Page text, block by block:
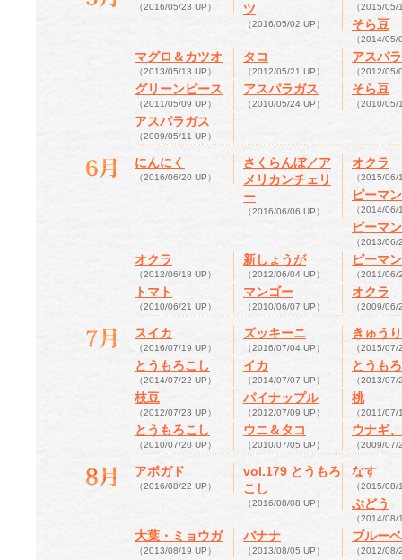
（2016/05/23 UP）
ツ
（2016/05/02 UP）
（2015/05/
そら豆
（2014/05/
マグロ＆カツオ
（2013/05/13 UP）
タコ
（2012/05/21 UP）
アスパ
（2012/05/
グリーンピース
（2011/05/09 UP）
アスパラガス
（2010/05/24 UP）
そら豆
（2010/05/
アスパラガス
（2009/05/11 UP）
にんにく
（2016/06/20 UP）
さくらんぼ／ア
メリカンチェリ
ー
（2016/06/06 UP）
オクラ
（2015/06/
ピーマン
（2014/06/
ピーマン
（2013/06/
オクラ
（2012/06/18 UP）
新しょうが
（2012/06/04 UP）
ピーマン
（2011/06/
トマト
（2010/06/21 UP）
マンゴー
（2010/06/07 UP）
オクラ
（2009/06/
スイカ
（2016/07/19 UP）
ズッキーニ
（2016/07/04 UP）
きゅうり
（2015/07/
とうもろこし
（2014/07/22 UP）
イカ
（2014/07/07 UP）
とうも
（2013/07/
枝豆
（2012/07/23 UP）
パイナップル
（2012/07/09 UP）
桃
（2011/07/
とうもろこし
（2010/07/20 UP）
ウニ＆タコ
（2010/07/05 UP）
ウナギ
（2009/07/
アボガド
（2016/08/22 UP）
vol.179 とうもろ
こし
（2016/08/08 UP）
なす
（2015/08/
ぶどう
（2014/08/
大葉・ミョウガ
（2013/08/19 UP）
バナナ
（2013/08/05 UP）
ブルー
（2012/08/